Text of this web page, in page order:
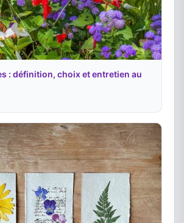
: définition, choix et entretien au